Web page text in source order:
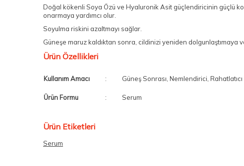
Doğal kökenli Soya Özü ve Hyaluronik Asit güçlendiricinin güçlü
onarmaya yardımcı olur.
Soyulma riskini azaltmayı sağlar.
Güneşe maruz kaldıktan sonra, cildinizi yeniden dolgunlaştımaya
Ürün Özellikleri
Kullanım Amacı : Güneş Sonrası, Nemlendirici, Rahatlatıcı
Ürün Formu : Serum
Ürün Etiketleri
Serum